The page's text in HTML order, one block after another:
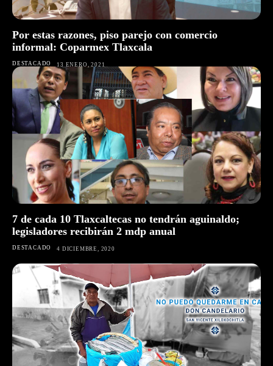
Por estas razones, piso parejo con comercio
informal: Coparmex Tlaxcala
DESTACADO 13 ENERO, 2021
7 de cada 10 Tlaxcaltecas no tendrán aguinaldo;
legisladores recibirán 2 mdp anual
DESTACADO 4 DICIEMBRE, 2020